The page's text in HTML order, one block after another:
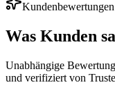
Kundenbewertungen
Was Kunden
Unabhängige
und verifiziert von